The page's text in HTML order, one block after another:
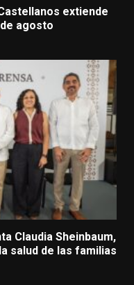
extiende
agosto
Claudia Sheinbaum,
salud de las familias